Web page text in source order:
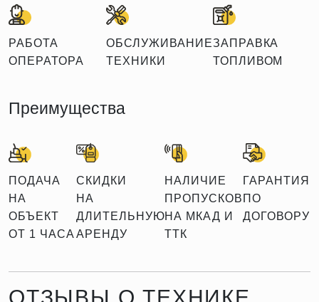
РАБОТА
ОПЕРАТОРА
ОБСЛУЖИВАНИЕ
ТЕХНИКИ
ЗАПРАВКА
ТОПЛИВОМ
Преимущества
ПОДАЧА
НА
ОБЪЕКТ
ОТ 1 ЧАСА
СКИДКИ
НА
ДЛИТЕЛЬНУЮ
АРЕНДУ
НАЛИЧИЕ
ПРОПУСКОВ
НА МКАД И
ТТК
ГАРАНТИЯ
ПО
ДОГОВОРУ